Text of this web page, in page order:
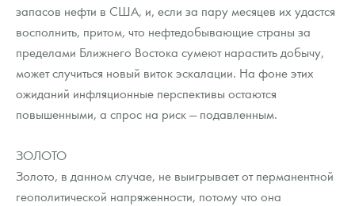
Монеты и жетоны из недрагоценных металлов
Книги по нумизматике
запасов нефти в США, и, если за пару месяцев их удастся
восполнить, притом, что нефтедобывающие страны за
пределами Ближнего Востока сумеют нарастить добычу,
может случиться новый виток эскалации. На фоне этих
ожиданий инфляционные перспективы остаются
повышенными, а спрос на риск — подавленным.
ЗОЛОТО
Золото, в данном случае, не выигрывает от перманентной
геополитической напряженности, потому что она